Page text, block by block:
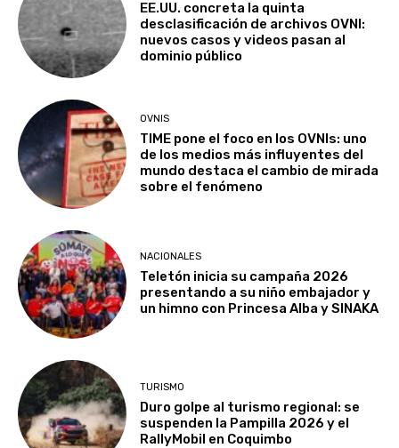
EE.UU. concreta la quinta
desclasificación de archivos OVNI:
nuevos casos y videos pasan al
dominio público
OVNIS
TIME pone el foco en los OVNIs: uno
de los medios más influyentes del
mundo destaca el cambio de mirada
sobre el fenómeno
NACIONALES
Teletón inicia su campaña 2026
presentando a su niño embajador y
un himno con Princesa Alba y SINAKA
TURISMO
Duro golpe al turismo regional: se
suspenden la Pampilla 2026 y el
RallyMobil en Coquimbo